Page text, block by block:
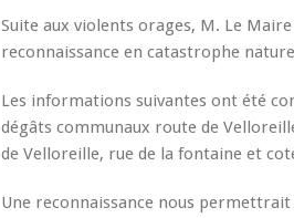
Suite aux violents orages, M. Le
reconnaissance en catastrophe
Les informations suivantes ont été
dégâts communaux route de
de Velloreille, rue de la fontaine et
Une reconnaissance nous permettrait